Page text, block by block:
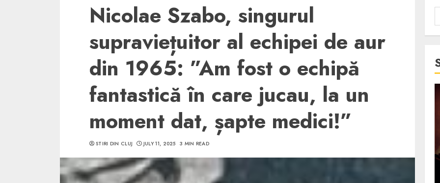
Nicolae Szabo, singurul
supraviețuitor al echipei de aur
din 1965: ”Am fost o echipă
fantastică în care jucau, la un
moment dat, șapte medici!”
STIRI DIN CLUJ JULY 11, 2025 3 MIN READ
5 min read
SpotOn Cluj
Ce poti vizita in jurul
Clujului cand te afli intr-un
weekend prelungit in
“Orasul Comoara”?
4 min read
SpotOn Cluj